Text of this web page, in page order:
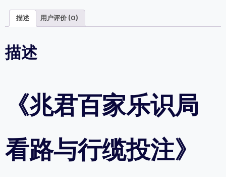
路
行
缆
描述 用户评价 (0)
描述
《兆君百家乐识局
看路与行缆投注》